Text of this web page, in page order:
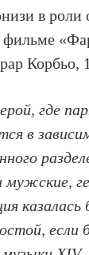
в роли
Корбьо,
где
в
мужские,
если